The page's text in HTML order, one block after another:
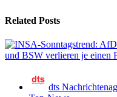
Related Posts
dts